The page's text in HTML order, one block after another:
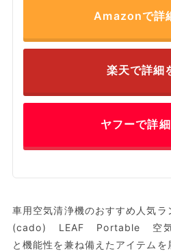
Amazonで詳
楽天で詳細
ヤフーで詳
車用空気清浄機のおすすめ人気
(cado) LEAF Portable 空気
と機能性を兼ね備えたアイテムを